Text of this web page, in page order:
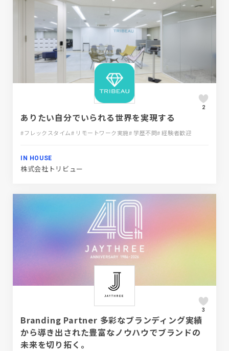
2
ありたい自分でいられる世界を実現する
#フレックスタイム# リモートワーク実施# 学歴不問# 経験者歓迎
IN HOUSE
株式会社トリビュー
3
Branding Partner 多彩なブランディング実績
から導き出された豊富なノウハウでブランドの
未来を切り拓く。